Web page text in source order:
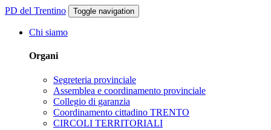
PD del Trentino Toggle navigation
Chi siamo
Organi
Segreteria provinciale
Assemblea e coordinamento provinciale
Collegio di garanzia
Coordinamento cittadino TRENTO
CIRCOLI TERRITORIALI